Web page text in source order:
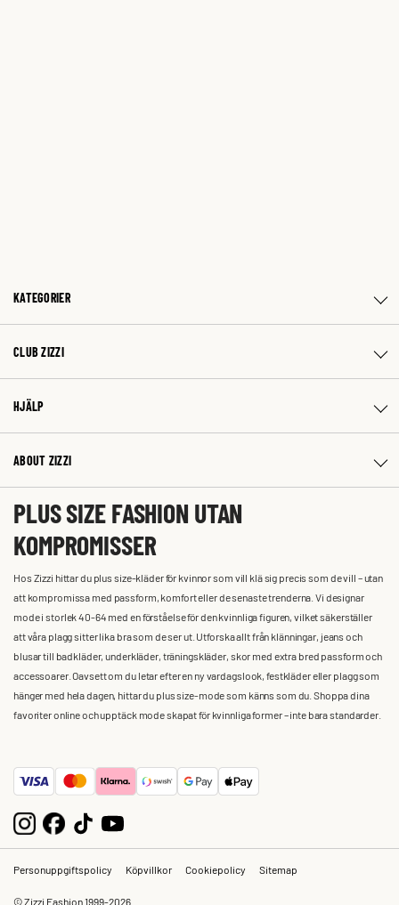
KATEGORIER
CLUB ZIZZI
HJÄLP
ABOUT ZIZZI
PLUS SIZE FASHION UTAN
KOMPROMISSER
Hos Zizzi hittar du plus size-kläder för kvinnor som vill klä sig precis som de vill – utan
att kompromissa med passform, komfort eller de senaste trenderna. Vi designar
mode i storlek 40-64 med en förståelse för den kvinnliga figuren, vilket säkerställer
att våra plagg sitter lika bra som de ser ut. Utforska allt från klänningar, jeans och
blusar till badkläder, underkläder, träningskläder, skor med extra bred passform och
accessoarer. Oavsett om du letar efter en ny vardagslook, festkläder eller plagg som
hänger med hela dagen, hittar du plus size-mode som känns som du. Shoppa dina
favoriter online och upptäck mode skapat för kvinnliga former – inte bara standarder.
Personuppgiftspolicy Köpvillkor Cookiepolicy Sitemap
© Zizzi Fashion 1999-2026